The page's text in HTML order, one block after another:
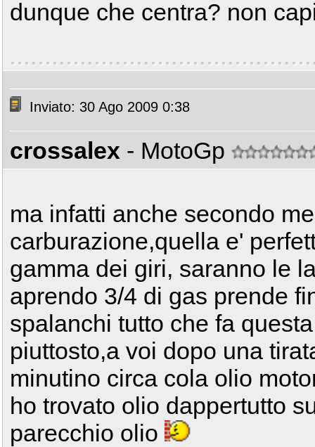
dunque che centra? non
Inviato: 30 Ago 2009 0:38
crossalex - MotoGp
ma infatti anche secondo
carburazione,quella e'
gamma dei giri, saranno le
aprendo 3/4 di gas prende
spalanchi tutto che fa
piuttosto,a voi dopo una
minutino circa cola olio
ho trovato olio dappertutto
parecchio olio